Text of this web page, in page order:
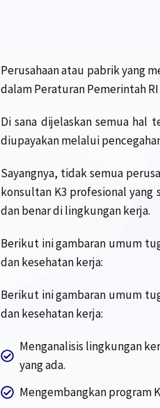
Perusahaan atau pabrik yang
dalam Peraturan Pemerintah RI
Di sana dijelaskan semua hal
diupayakan melalui
Sayangnya, tidak semua
konsultan K3 profesional yang
dan benar di lingkungan kerja.
Berikut ini gambaran umum
dan kesehatan kerja:
Berikut ini gambaran umum
dan kesehatan kerja:
Menganalisis lingkungan
yang ada.
Mengembangkan program